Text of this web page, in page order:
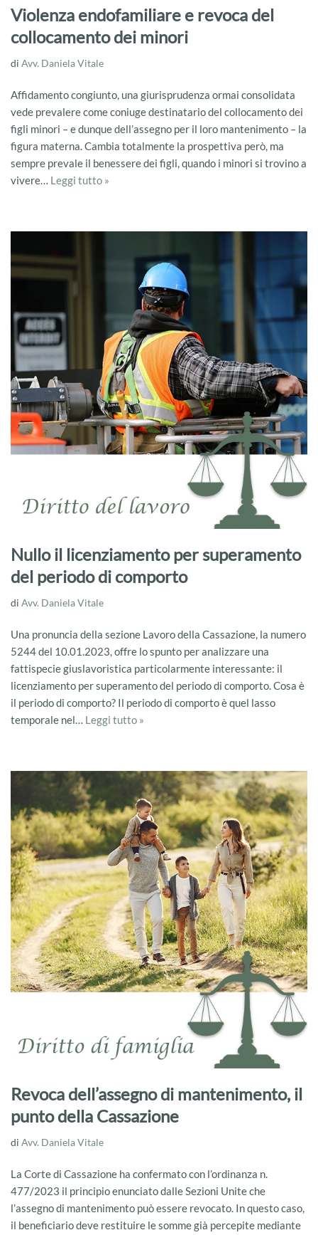
Violenza endofamiliare e revoca del
collocamento dei minori
di Avv. Daniela Vitale
Affidamento congiunto, una giurisprudenza ormai consolidata
vede prevalere come coniuge destinatario del collocamento dei
figli minori – e dunque dell’assegno per il loro mantenimento – la
figura materna. Cambia totalmente la prospettiva però, ma
sempre prevale il benessere dei figli, quando i minori si trovino a
vivere… Leggi tutto »
Nullo il licenziamento per superamento
del periodo di comporto
di Avv. Daniela Vitale
Una pronuncia della sezione Lavoro della Cassazione, la numero
5244 del 10.01.2023, offre lo spunto per analizzare una
fattispecie giuslavoristica particolarmente interessante: il
licenziamento per superamento del periodo di comporto. Cosa è
il periodo di comporto? Il periodo di comporto è quel lasso
temporale nel… Leggi tutto »
Revoca dell’assegno di mantenimento, il
punto della Cassazione
di Avv. Daniela Vitale
La Corte di Cassazione ha confermato con l’ordinanza n.
477/2023 il principio enunciato dalle Sezioni Unite che
l’assegno di mantenimento può essere revocato. In questo caso,
il beneficiario deve restituire le somme già percepite mediante